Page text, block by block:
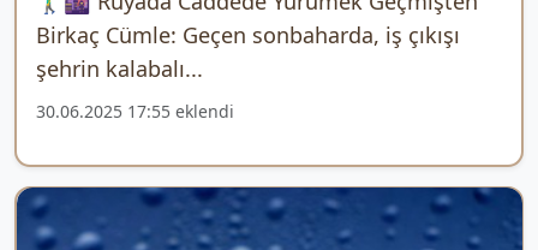
Birkaç Cümle: Geçen sonbaharda, iş çıkışı
şehrin kalabalı...
30.06.2025 17:55 eklendi